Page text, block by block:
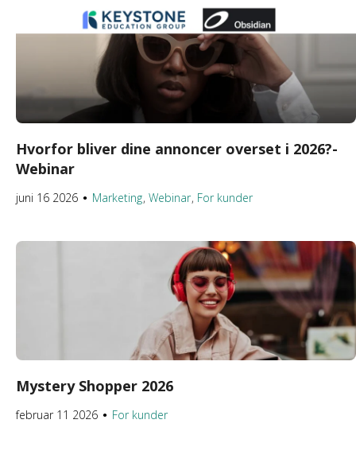
Hvorfor bliver dine annoncer overset i 2026?-
Webinar
juni 16 2026 ● Marketing Webinar For kunder
Mystery Shopper 2026
februar 11 2026 ● For kunder